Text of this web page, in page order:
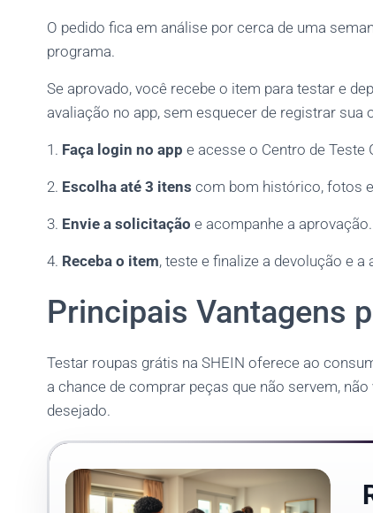
O pedido fica em análise por cerca de uma
programa.
Se aprovado, você recebe o item para testar e
avaliação no app, sem esquecer de registrar sua
1. Faça login no app e acesse o Centro de Teste
2. Escolha até 3 itens com bom histórico, fotos
3. Envie a solicitação e acompanhe a aprovação.
4. Receba o item, teste e finalize a devolução e
Principais Vantagens
Testar roupas grátis na SHEIN oferece ao
a chance de comprar peças que não servem,
desejado.